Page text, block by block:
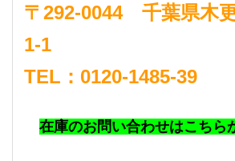
〒292-0044 千葉県木
1-1
TEL：0120-1485-39
在庫のお問い合わせはこちら